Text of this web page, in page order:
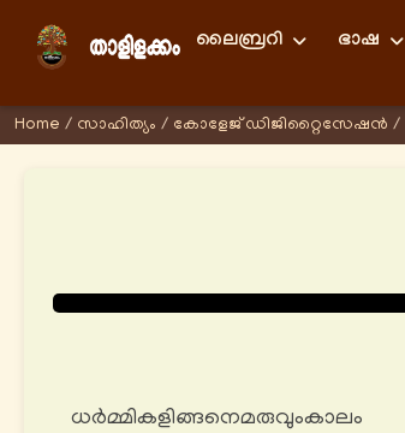
ലൈബ്രറി ഭാഷ
Home / സാഹിത്യം / കോളേജ് ഡിജിറ്റൈസേഷന്‍ /
ധർമ്മികളിങ്ങനെമരുവുംകാലം